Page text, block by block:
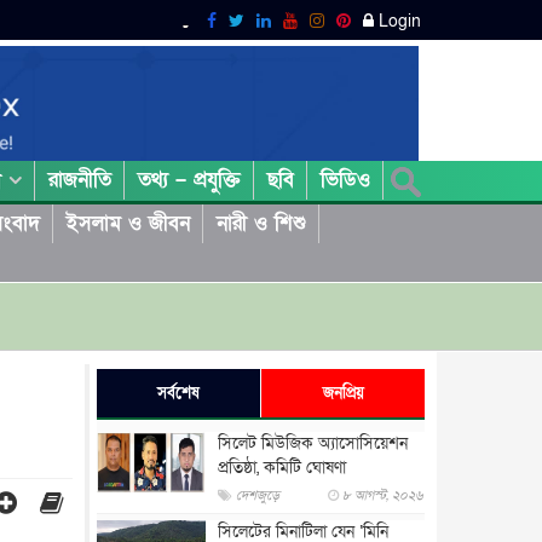
Login
রাজনীতি তথ্য – প্রযুক্তি ছবি
ভিডিও
ইসলাম ও জীবন
নারী ও শিশু
সর্বশেষ জনপ্রিয়
সিলেট মিউজিক অ্যাসোসিয়েশন
প্রতিষ্ঠা, কমিটি ঘোষণা
দেশজুড়ে ৮ আগস্ট, ২০২৬
সিলেটের মিনাটিলা যেন ‘মিনি